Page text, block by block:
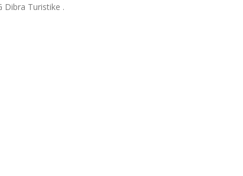
Dibra Turistike .